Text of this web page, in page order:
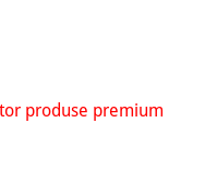
produse premium